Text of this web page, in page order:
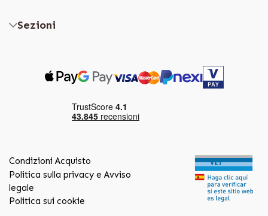
Sezioni
Condizioni Acquisto
Politica sulla privacy e Avviso
legale
Politica sui cookie